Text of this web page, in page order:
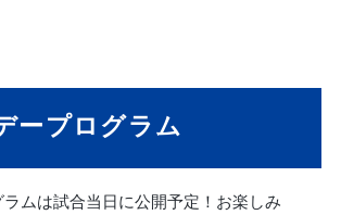
ープログラム
ムは試合当日に公開予定！お楽しみ